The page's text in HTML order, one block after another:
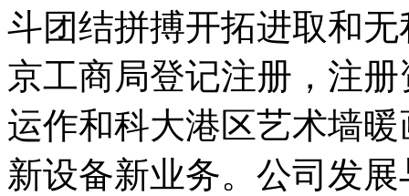
斗团结拼搏开拓进取和
京工商局登记注册，注
运作和科大港区艺术墙
新设备新业务。公司发